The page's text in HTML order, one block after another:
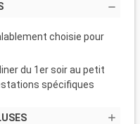
choisie pour
du 1er soir au petit
spécifiques